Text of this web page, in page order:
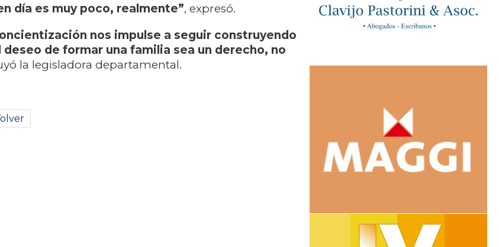
día es muy poco, realmente”, expresó.
nos impulse a seguir construyendo
deseo de formar una familia sea un derecho, no
la legisladora departamental.